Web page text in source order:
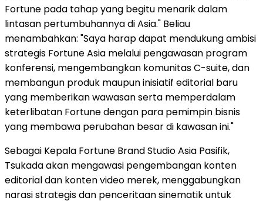
Fortune pada tahap yang begitu menarik dalam
lintasan pertumbuhannya di Asia." Beliau
menambahkan: "Saya harap dapat mendukung ambisi
strategis Fortune Asia melalui pengawasan program
konferensi, mengembangkan komunitas C-suite, dan
membangun produk maupun inisiatif editorial baru
yang memberikan wawasan serta memperdalam
keterlibatan Fortune dengan para pemimpin bisnis
yang membawa perubahan besar di kawasan ini."
Sebagai Kepala Fortune Brand Studio Asia Pasifik,
Tsukada akan mengawasi pengembangan konten
editorial dan konten video merek, menggabungkan
narasi strategis dan penceritaan sinematik untuk